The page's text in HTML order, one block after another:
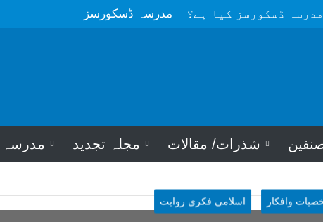
مدرسہ ڈسکورسز مدرسہ ڈسکورسز کیا ہے؟
مجلہ تجدید شذرات/ مقالات
اسلامی فکری روایت وافکار